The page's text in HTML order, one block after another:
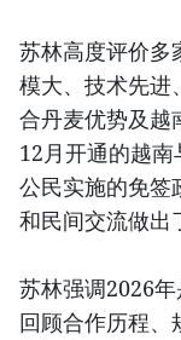
苏林高度评价多
模大、技术先进
合丹麦优势及越
12月开通的越
公民实施的免签
和民间交流做出
苏林强调2026
回顾合作历程、